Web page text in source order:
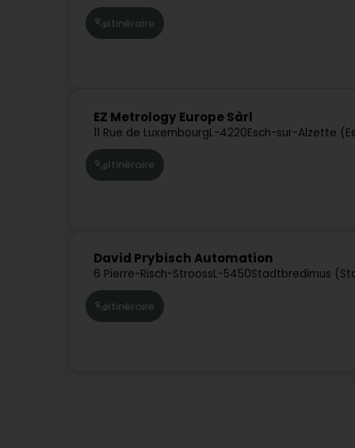
Itinéraire
EZ Metrology Europe Sàrl
11 Rue de LuxembourgL-4220Esch-sur-Alzette
Itinéraire
David Prybisch Automation
6 Pierre-Risch-StroossL-5450Stadtbredimus
Itinéraire